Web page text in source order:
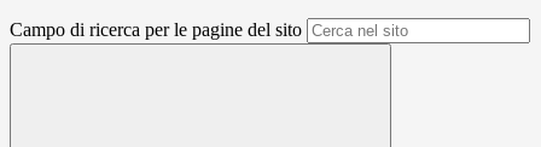
Campo di ricerca per le pagine del sito